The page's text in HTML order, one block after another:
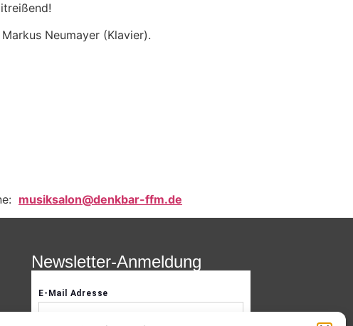
Neumayer (Klavier).
musiksalon@denkbar-ffm.de
Newsletter-Anmeldung